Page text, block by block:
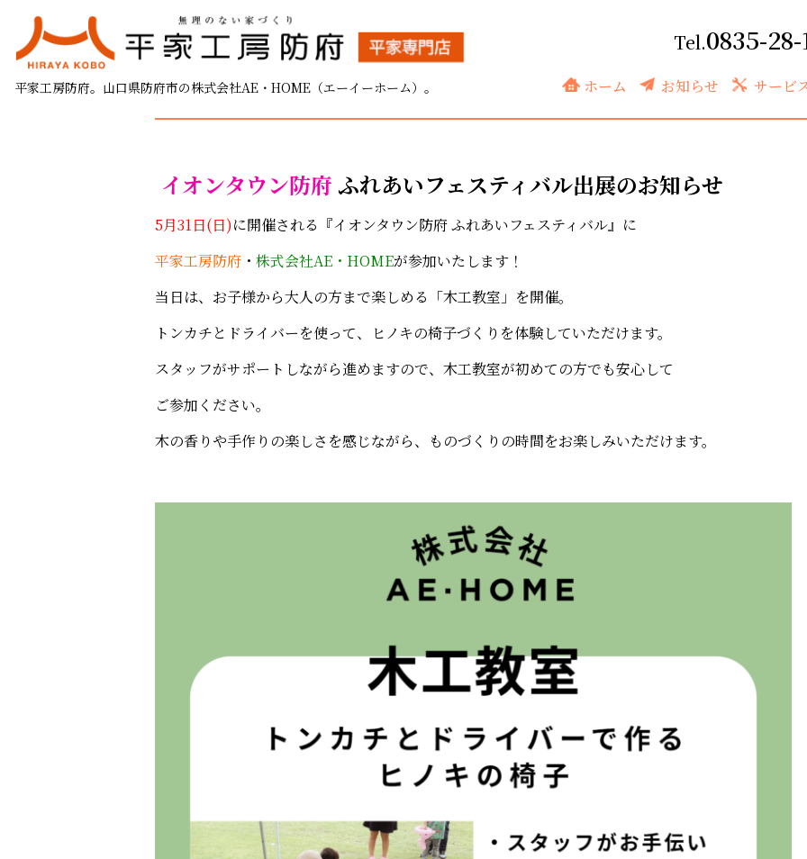
平家工房防府。山口県防府市の株式会社AE・HOME（エーイーホーム）。
0835-
ホーム
お知らせ サービ
家づくり相談会＆木工教室
2026.05.19
イオンタウン防府 ふれあいフェスティバル出展のお知らせ
5月31日(日)に開催される『イオンタウン防府 ふれあいフェスティバル』に
平家工房防府 ・ 株式会社AE・HOMEが参加いたします！
当日は、お子様から大人の方まで楽しめる「木工教室」を開催。
トンカチとドライバーを使って、ヒノキの椅子づくりを体験していただけます。
スタッフがサポートしながら進めますので、木工教室が初めての方でも安心して
ご参加ください。
木の香りや手作りの楽しさを感じながら、ものづくりの時間をお楽しみいただけます。